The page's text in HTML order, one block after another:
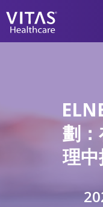
我們
醫療
家庭
劃
理